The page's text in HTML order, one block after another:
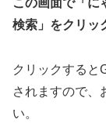
この画面で「
検索」をクリッ
クリックすると
されますので、
い。